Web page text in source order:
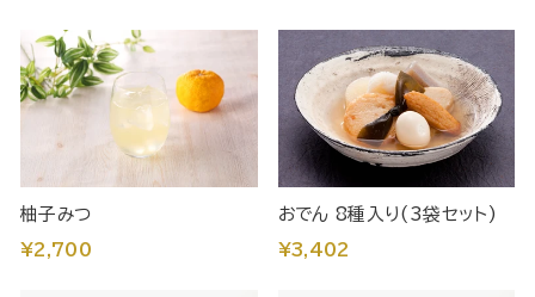
柚子みつ
¥2,700
おでん 8種入り(3袋セット)
¥3,402